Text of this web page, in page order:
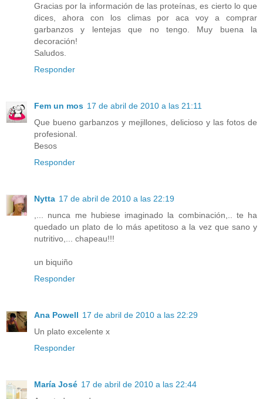
Gracias por la información de las proteínas, es cierto lo que
dices, ahora con los climas por aca voy a comprar
garbanzos y lentejas que no tengo. Muy buena la
decoración!
Saludos.
Responder
Fem un mos 17 de abril de 2010 a las 21:11
Que bueno garbanzos y mejillones, delicioso y las fotos de
profesional.
Besos
Responder
Nytta 17 de abril de 2010 a las 22:19
,... nunca me hubiese imaginado la combinación,.. te ha
quedado un plato de lo más apetitoso a la vez que sano y
nutritivo,... chapeau!!!
un biquiño
Responder
Ana Powell 17 de abril de 2010 a las 22:29
Un plato excelente x
Responder
María José 17 de abril de 2010 a las 22:44